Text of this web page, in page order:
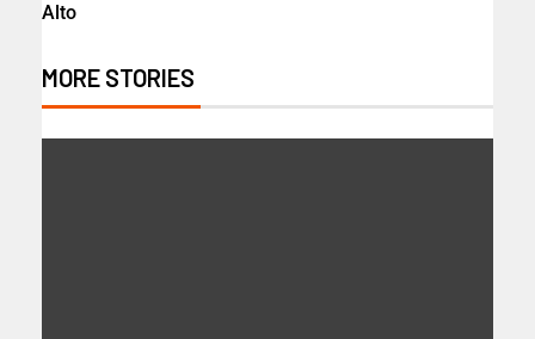
Alto
MORE STORIES